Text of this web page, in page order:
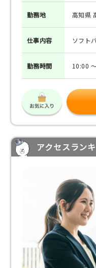
勤務地 高知県
仕事内容 ソフト
勤務時間 10:00
アクセスラン